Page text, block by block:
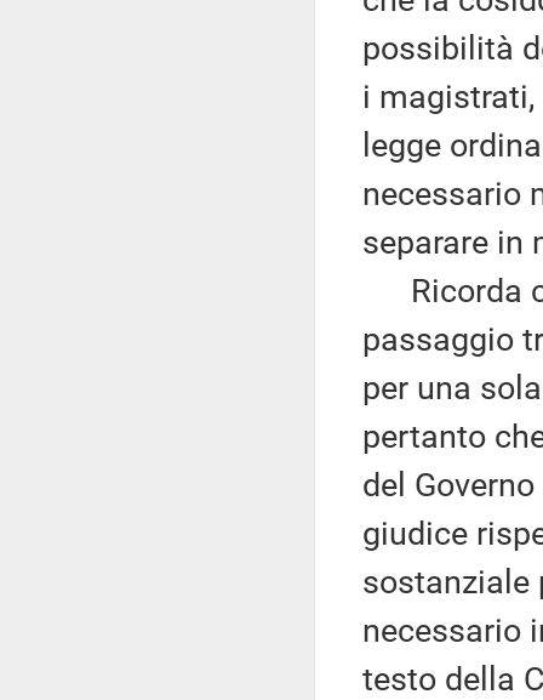
possibilità
i
legge
necessario
separare in
Ricorda
passaggio
per una
pertanto
del
giudice
sostanziale
necessario
testo della